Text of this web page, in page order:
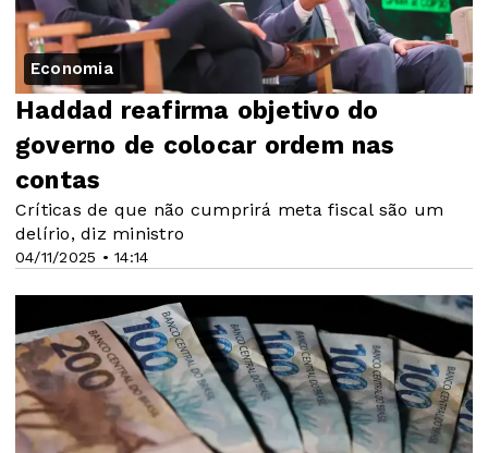
Economia
04/11/2025 • 14:14
Haddad reafirma objetivo do
governo de colocar ordem nas
contas
Críticas de que não cumprirá meta fiscal são um
delírio, diz ministro